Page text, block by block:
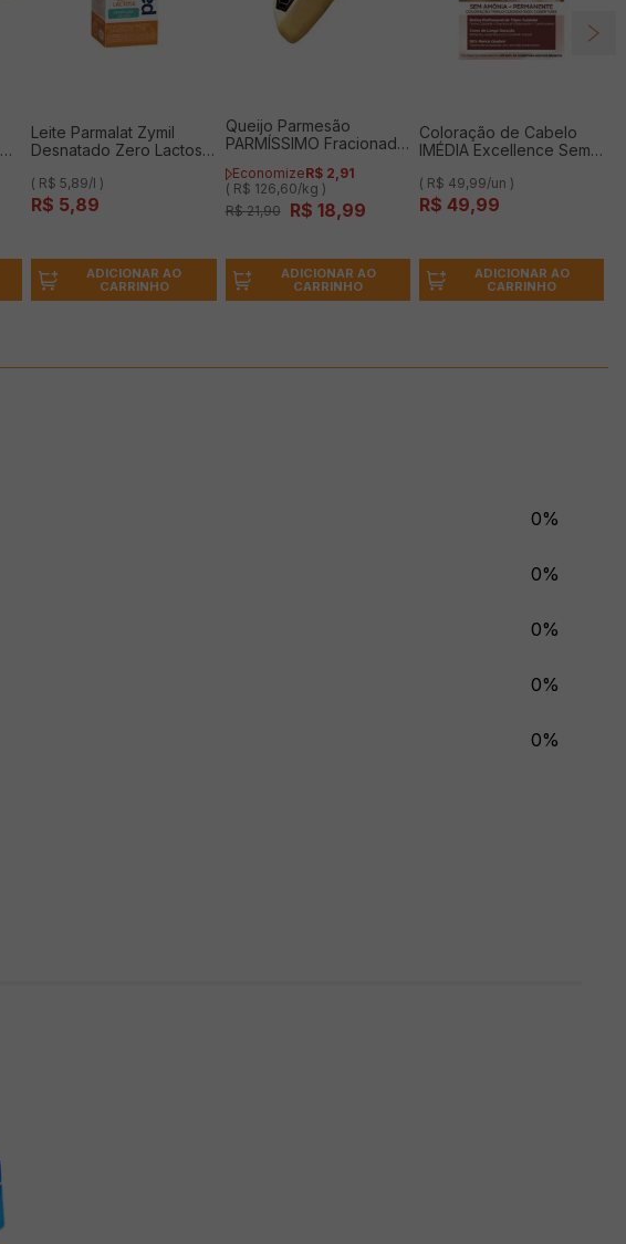
Leite Parmalat Zymil
Desnatado Zero Lactose
( R$ 5,89/l )
R$ 5,89
ADICIONAR AO
CARRINHO
Queijo Parmesão
PARMÍSSIMO Fracionado
EconomizeR$ 2,91
( R$ 126,60/kg )
R$ 21,90 R$ 18,99
ADICIONAR AO
CARRINHO
Coloração de Cabelo
IMÉDIA Excellence Sem
( R$ 49,99/un )
R$ 49,99
ADICIONAR AO
CARRINHO
0%
0%
0%
0%
0%